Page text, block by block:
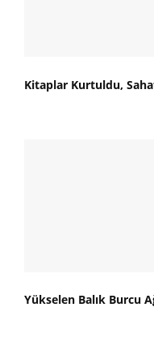
Kitaplar Kurtuldu,
Yükselen Balık Burcu